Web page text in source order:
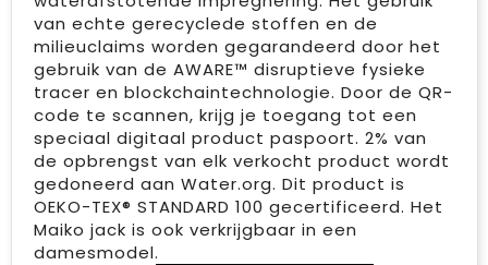
van echte gerecyclede stoffen en de
milieuclaims worden gegarandeerd door het
gebruik van de AWARE™ disruptieve fysieke
tracer en blockchaintechnologie. Door de QR-
code te scannen, krijg je toegang tot een
speciaal digitaal product paspoort. 2% van
de opbrengst van elk verkocht product wordt
gedoneerd aan Water.org. Dit product is
OEKO-TEX® STANDARD 100 gecertificeerd. Het
Maiko jack is ook verkrijgbaar in een
damesmodel.